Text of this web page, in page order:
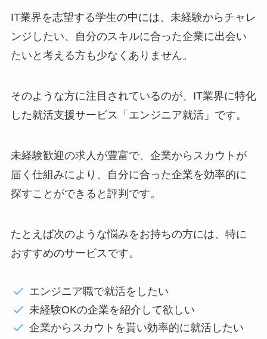
IT業界を志望する学生の中には、未経験からチャレ
ンジしたい、自分のスキルに合った企業に出会い
たいと考える方も少なくありません。
そのような方に注目されているのが、IT業界に特化
した就活支援サービス「エンジニア就活」です。
未経験歓迎の求人が豊富で、企業からスカウトが
届く仕組みにより、自分に合った企業を効率的に
探すことができると評判です。
たとえば次のような悩みをお持ちの方には、特に
おすすめのサービスです。
エンジニア職で就活をしたい
未経験OKの企業を紹介して欲しい
企業からスカウトを貰い効率的に就活したい